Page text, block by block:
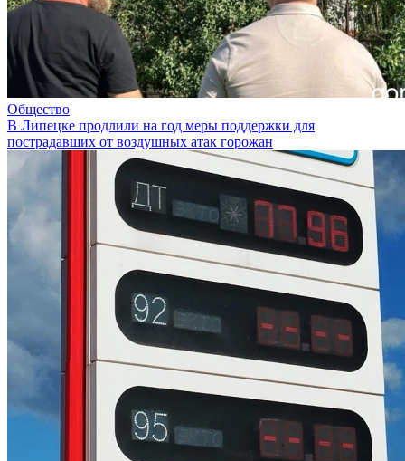
Общество
В Липецке продлили на год меры поддержки для
пострадавших от воздушных атак горожан